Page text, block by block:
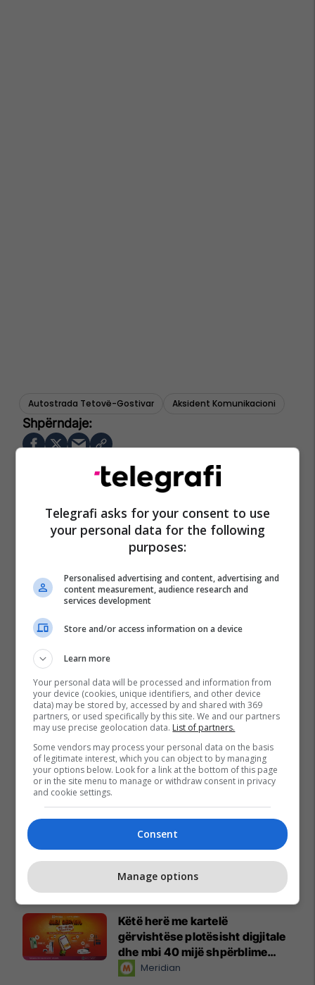
Autostrada Tetovë-Gostivar Aksident Komunikacioni
Reklamo këtu
Këtë herë me kartelë
gërvishtëse plotësisht digjitale
dhe mbi 40 mijë shpërblime
instant!Meridian
Telegrafi asks for your consent to use
your personal data for the following
purposes:
Personalised advertising and content, advertising and
content measurement, audience research and
services development
Store and/or access information on a device
Learn more
Your personal data will be processed and information from
your device (cookies, unique identifiers, and other device
data) may be stored by, accessed by and shared with 369
partners, or used specifically by this site. We and our partners
may use precise geolocation data. List of partners.
Some vendors may process your personal data on the basis
of legitimate interest, which you can object to by managing
your options below. Look for a link at the bottom of this page
or in the site menu to manage or withdraw consent in privacy
and cookie settings.
Consent
Manage options